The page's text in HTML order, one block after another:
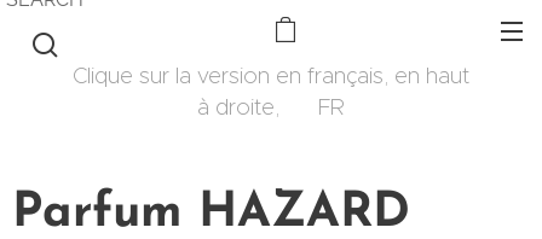
Clique sur la version en français, en haut
à droite, 🇫🇷 FR
Parfum HAZARD